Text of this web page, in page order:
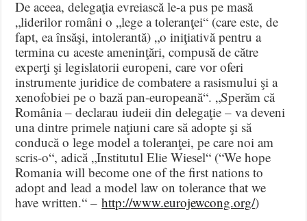
De aceea, delegaţia evreiască le-a pus pe masă
„liderilor români o „lege a toleranţei“ (care este, de
fapt, ea însăşi, intolerantă) „o iniţiativă pentru a
termina cu aceste ameninţări, compusă de către
experţi şi legislatorii europeni, care vor oferi
instrumente juridice de combatere a rasismului şi a
xenofobiei pe o bază pan-europeană“. „Sperăm că
România – declarau iudeii din delegaţie – va deveni
una dintre primele naţiuni care să adopte şi să
conducă o lege model a toleranţei, pe care noi am
scris-o“, adică „Institutul Elie Wiesel“ (“We hope
Romania will become one of the first nations to
adopt and lead a model law on tolerance that we
have written.“ –http://www.eurojewcong.org/)